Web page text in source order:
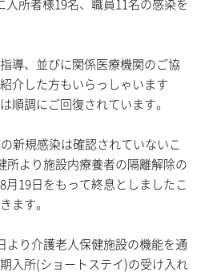
入所者様19名、職員11名の感染を
導、並びに関係医療機関のご協
介した方もいらっしゃいます
順調にご回復されています。
新規感染は確認されていないこ
所より施設内療養者の隔離解除の
19日をもって終息としましたこ
ます。
り介護老人保健施設の機能を通
入所(ショートステイ)の受け入れ